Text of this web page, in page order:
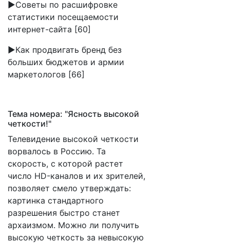
►Советы по расшифровке
статистики посещаемости
интернет-сайта [60]
►Как продвигать бренд без
больших бюджетов и армии
маркетологов [66]
Тема номера: "Ясность высокой
четкости!"
Телевидение высокой четкости
ворвалось в Россию. Та
скорость, с которой растет
число HD-каналов и их зрителей,
позволяет смело утверждать:
картинка стандартного
разрешения быстро станет
архаизмом. Можно ли получить
высокую четкость за невысокую